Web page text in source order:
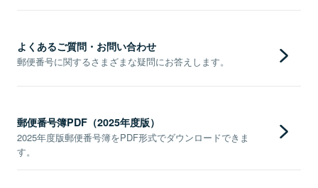
よくあるご質問・お問い合わせ
郵便番号に関するさまざまな疑問にお答えします。
郵便番号簿PDF（2025年度版）
2025年度版郵便番号簿をPDF形式でダウンロードできま
す。